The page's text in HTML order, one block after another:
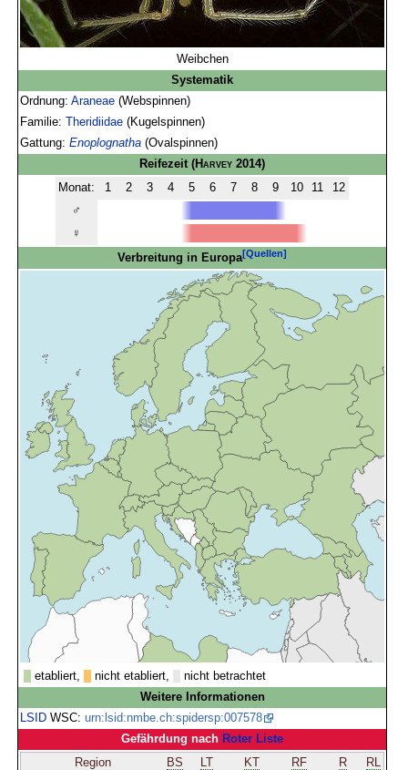
Weibchen
Systematik
Ordnung:Araneae (Webspinnen)
Familie:Theridiidae (Kugelspinnen)
Gattung:Enoplognatha (Ovalspinnen)
Reifezeit(Harvey 2014)
Monat:
1 2 3 4 5 6 7 8 9 10 11
12
♂
♀
Verbreitung in Europa[Quellen]
etabliert, nicht etabliert,
nicht betrachtet
Weitere Informationen
LSID WSC:urn:lsid:nmbe.ch:spidersp:007578
Gefährdung nach Roter Liste
Region
BS LT KT RF R
RL